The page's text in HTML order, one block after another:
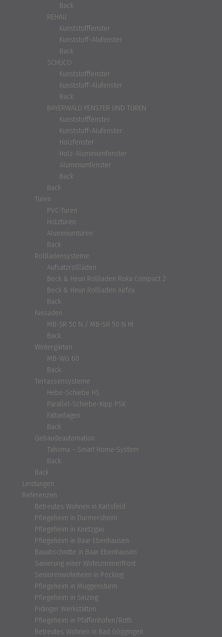
Back
REHAU
Kunststofffenster
Kunststoff-Alufenster
Back
SCHÜCO
Kunststofffenster
Kunststoff-Alufenster
Back
BAYERWALD FENSTER UND TÜREN
Kunststofffenster
Kunststoff-Alufenster
Holzfenster
Holz-Aluminiumfenster
Aluminiumfenster
Back
Back
Türen
PVC-Türen
Holztüren
Aluminiumtüren
Back
Rolllädensysteme
Aufsatzrollläden
Beck & Heun Rollladen Roka Compact 2
Beck & Heun Rollladen Airfox
Back
Fassaden
MB-SR 50 N / MB-SR 50 N HI
Back
Wintergärten
MB-WG 60
Back
Terrassensysteme
Hebe-Schiebe HS
Parallel-Schiebe-Kipp PSK
Faltanlagen
Back
Gebäudeautomation
Tahoma – Smart Home-System
Back
Back
Leistungen
Referenzen
Betreutes Wohnen in Karlsfeld
Pflegeheim in Durmersheim
Pflegeheim in Knetzgau
Pflegeheim in Baar Ebenhausen
Bauabschnitte in Baar Ebenhausen
Sanierung einer Wohnzimmerfront
Seniorenwohnheim in Pocking
Pflegeheim in Muggensturm
Pflegeheim in Sinzing
Pidinger Werkstätten
Pflegeheim in Pfaffenhofen/Roth
Betreutes Wohnen in Bad Göggingen